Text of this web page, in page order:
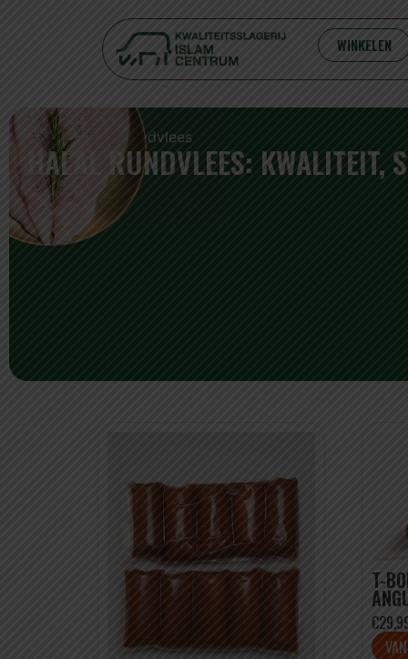
WINKELEN
Home/ Halal Rundvlees
HALAL RUNDVLEES: KWALITEIT,
T-